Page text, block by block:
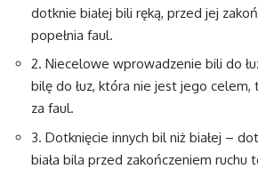
dotknie białej bili ręką, przed jej
popełnia faul.
2. Niecelowe wprowadzenie bili do
bilę do łuz, która nie jest jego
za faul.
3. Dotknięcie innych bil niż białej –
biała bila przed zakończeniem ruchu